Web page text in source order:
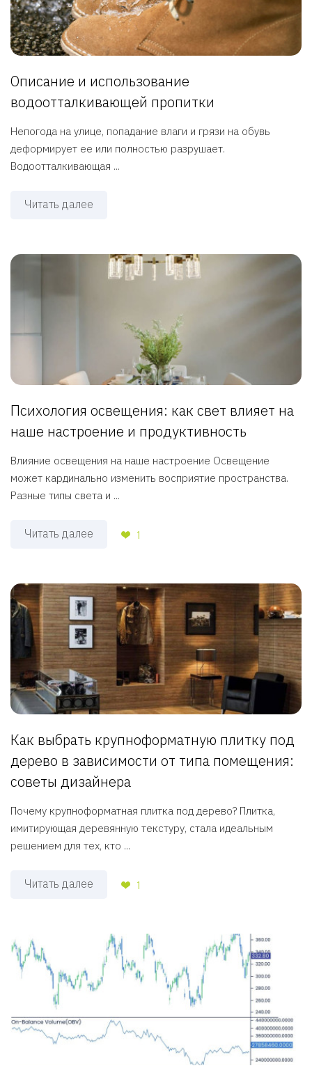
Описание и использование
водоотталкивающей пропитки
Непогода на улице, попадание влаги и грязи на обувь
деформирует ее или полностью разрушает.
Водоотталкивающая ...
Читать далее
Психология освещения: как свет влияет на
наше настроение и продуктивность
Влияние освещения на наше настроение Освещение
может кардинально изменить восприятие пространства.
Разные типы света и ...
Читать далее 1
Как выбрать крупноформатную плитку под
дерево в зависимости от типа помещения:
советы дизайнера
Почему крупноформатная плитка под дерево? Плитка,
имитирующая деревянную текстуру, стала идеальным
решением для тех, кто ...
Читать далее 1